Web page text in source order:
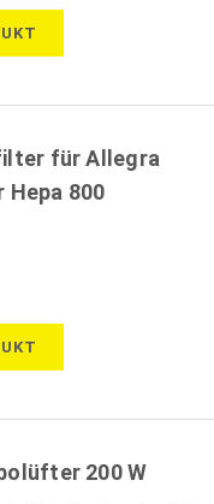
für Allegra
800
200 W